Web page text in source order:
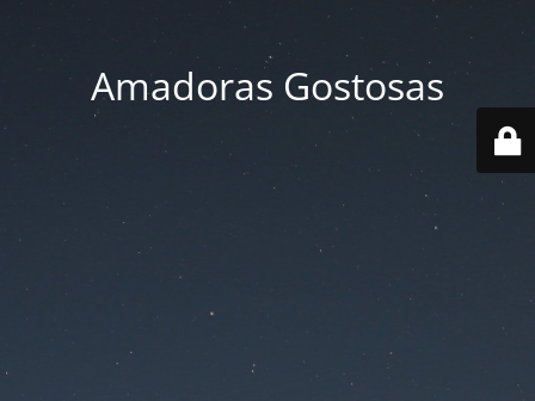
Amadoras Gostosas